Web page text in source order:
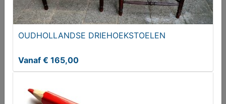
OUDHOLLANDSE DRIEHOEKSTOELEN
Vanaf € 165,00